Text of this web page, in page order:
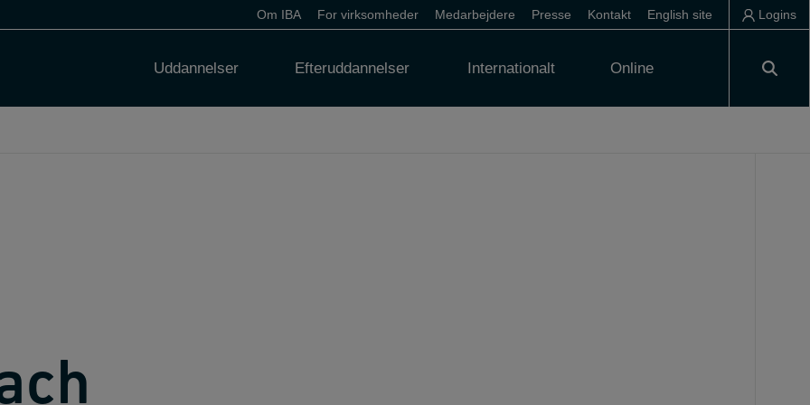
Om IBA For virksomheder Medarbejdere Presse Kontakt English site Logins
Uddannelser Efteruddannelser Internationalt Online